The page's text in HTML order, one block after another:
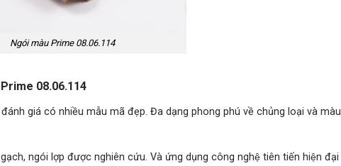
Ngói màu Prime 08.06.114
08.06.114
giá có nhiều mẫu mã đẹp. Đa dạng phong phú về chủng loại và màu
ngói lợp được nghiên cứu. Và ứng dụng công nghệ tiên tiến hiện đại